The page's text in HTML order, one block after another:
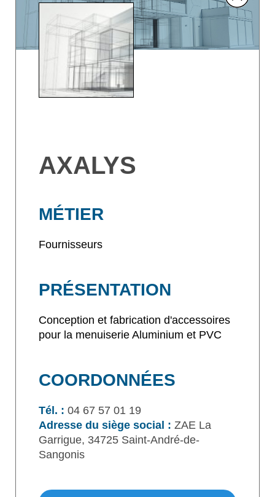
AXALYS
MÉTIER
Fournisseurs
PRÉSENTATION
Conception et fabrication d'accessoires
pour la menuiserie Aluminium et PVC
COORDONNÉES
Tél. : 04 67 57 01 19
Adresse du siège social : ZAE La
Garrigue, 34725 Saint-André-de-
Sangonis